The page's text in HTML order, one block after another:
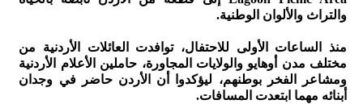
والتراث والألوان الوطنية.
منذ الساعات الأولى للاحتفال، توافدت العائلات الأردنية من
مختلف مدن أوهايو والولايات المجاورة، حاملين الأعلام الأردنية
ومشاعر الفخر بوطنهم، ليؤكدوا أن الأردن حاضر في وجدان
أبنائه مهما ابتعدت المسافات.